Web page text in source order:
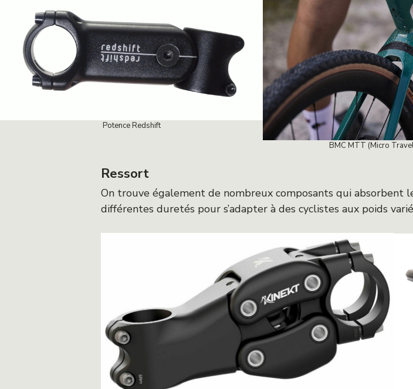
Potence Redshift
BMC MTT (Micro
Ressort
On trouve également de nombreux composants qui absorbent
différentes duretés pour s’adapter à des cyclistes aux poids